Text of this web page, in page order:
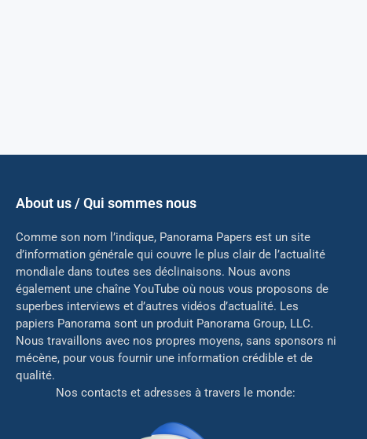
About us / Qui sommes nous
Comme son nom l’indique, Panorama Papers est un site
d’information générale qui couvre le plus clair de l’actualité
mondiale dans toutes ses déclinaisons. Nous avons
également une chaîne YouTube où nous vous proposons de
superbes interviews et d’autres vidéos d’actualité. Les
papiers Panorama sont un produit Panorama Group, LLC.
Nous travaillons avec nos propres moyens, sans sponsors ni
mécène, pour vous fournir une information crédible et de
qualité.
Nos contacts et adresses à travers le monde: